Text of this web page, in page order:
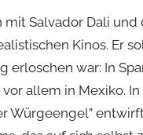
mit Salvador Dali
Kinos. Er
erloschen war: In
allem in Mexiko.
Würgeengel”